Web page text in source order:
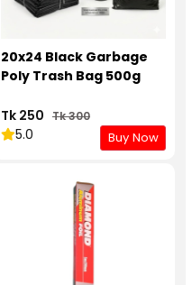
20x24 Black Garbage
Poly Trash Bag 500g
Tk 250 Tk 300
5.0 Buy Now